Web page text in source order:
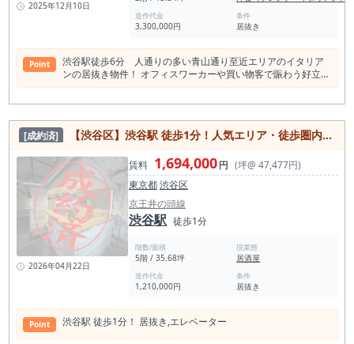
2025年12月10日
造作代金
3,300,000円
条件
居抜き
Point
渋谷駅徒歩6分 人通りの多い青山通り至近エリアのイタリア
ンの居抜き物件！ オフィスワーカーや買い物客で賑わう好立
地！初期投資を抑えて即営業が可能！ 是非一度お問い合わせく
[成約済] 【渋谷区】渋⾕駅 徒歩1分！人気エリア・徒歩圏内1分の好立地居抜き物件
2026年04月22日
賃料 1,694,000円 (坪@ 47,477円)
東京都渋谷区
京王井の頭線
渋谷駅 徒歩1分
階数/面積
5階 / 35.68坪
現業態
居酒屋
造作代金
1,210,000円
条件
居抜き
Point 渋⾕駅 徒歩1分！ 居抜き,エレベーター